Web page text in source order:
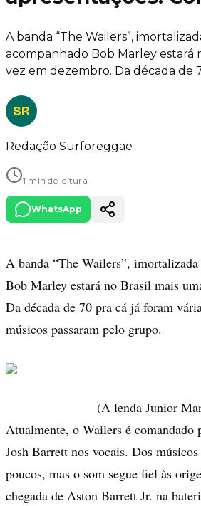
A banda “The Wailers”,
acompanhado Bob Marley estará
vez em dezembro. Da década de
SR
Redação Surforeggae
1 min de leitura
WhatsApp
A banda “The Wailers”,
Bob Marley estará no Brasil mais
Da década de 70 pra cá já foram
músicos passaram pelo grupo.
(A lenda Junior
Atualmente, o Wailers é
Josh Barrett nos vocais. Dos
poucos, mas o som segue fiel às
chegada de Aston Barrett Jr. na